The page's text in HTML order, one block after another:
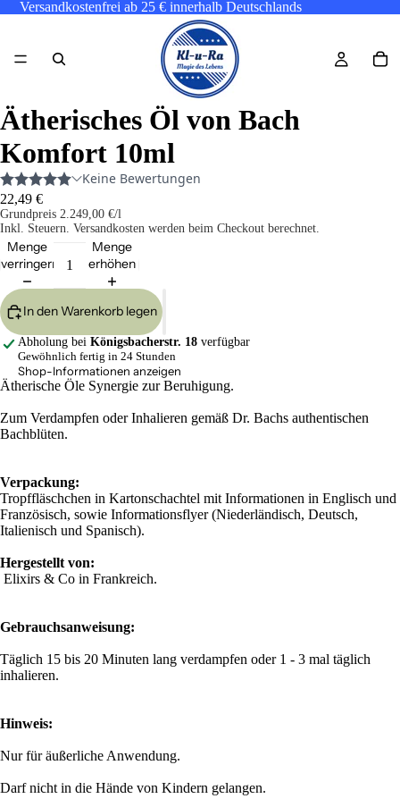
Versandkostenfrei ab 25 € innerhalb Deutschlands
Ätherisches Öl von Bach
Komfort 10ml
22,49 €
Grundpreis 2.249,00 €/l
Inkl. Steuern. Versandkosten werden beim Checkout berechnet.
Menge
verringern
Menge
erhöhen
In den Warenkorb legen
Abholung bei Königsbacherstr. 18 verfügbar
Gewöhnlich fertig in 24 Stunden
Shop-Informationen anzeigen
Ätherische Öle Synergie zur Beruhigung.
Zum Verdampfen oder Inhalieren gemäß Dr. Bachs authentischen
Bachblüten.
Verpackung:
Tropffläschchen in Kartonschachtel mit Informationen in Englisch und
Französisch, sowie Informationsflyer (Niederländisch, Deutsch,
Italienisch und Spanisch).
Hergestellt von:
Elixirs & Co in Frankreich.
Gebrauchsanweisung:
Täglich 15 bis 20 Minuten lang verdampfen oder 1 - 3 mal täglich
inhalieren.
Hinweis:
Nur für äußerliche Anwendung.
Darf nicht in die Hände von Kindern gelangen.